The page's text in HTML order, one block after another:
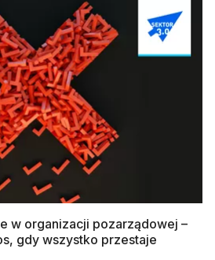
w organizacji pozarządowej –
gdy wszystko przestaje